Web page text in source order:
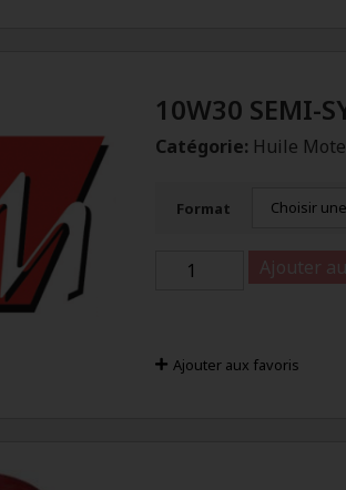
10W30 SEMI-
Catégorie: Huile
Format
Ajouter
Ajouter aux favoris